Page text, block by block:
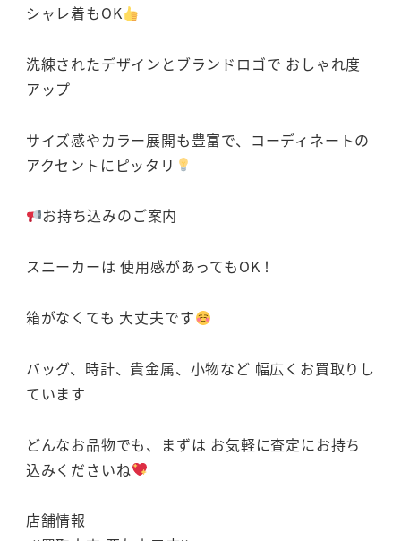
シャレ着もOK
洗練されたデザインとブランドロゴで おしゃれ度
アップ
サイズ感やカラー展開も豊富で、コーディネートの
アクセントにピッタリ
お持ち込みのご案内
スニーカーは 使用感があってもOK！
箱がなくても 大丈夫です
バッグ、時計、貴金属、小物など 幅広くお買取りし
ています
どんなお品物でも、まずは お気軽に査定にお持ち
込みくださいね
店舗情報